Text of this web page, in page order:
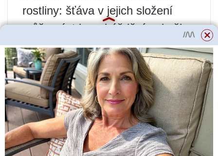
rostliny: šťáva v jejich složení
může vést k podráždění pokožky.
S čím se to dá zaměnit?
Rozmanitost odrůd a hybridů
jedlých rajčat znamená jejich
velmi odlišný vzhled. Například
zakrslá rajčata. Pěstují se i doma
v květináčích a jejich plody jsou
malé velikosti. Nezkušení